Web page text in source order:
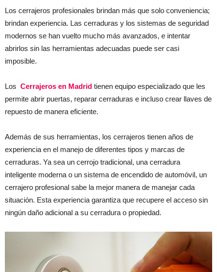
Los cerrajeros profesionales brindan más que solo conveniencia;
brindan experiencia. Las cerraduras y los sistemas de seguridad
modernos se han vuelto mucho más avanzados, e intentar
abrirlos sin las herramientas adecuadas puede ser casi
imposible.
Los Cerrajeros en Madrid tienen equipo especializado que les
permite abrir puertas, reparar cerraduras e incluso crear llaves de
repuesto de manera eficiente.
Además de sus herramientas, los cerrajeros tienen años de
experiencia en el manejo de diferentes tipos y marcas de
cerraduras. Ya sea un cerrojo tradicional, una cerradura
inteligente moderna o un sistema de encendido de automóvil, un
cerrajero profesional sabe la mejor manera de manejar cada
situación. Esta experiencia garantiza que recupere el acceso sin
ningún daño adicional a su cerradura o propiedad.